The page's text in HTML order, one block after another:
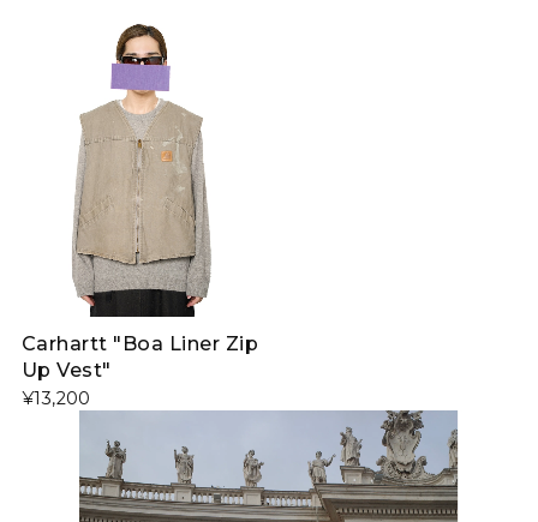
Carhartt "Boa Liner Zip
Up Vest"
¥13,200